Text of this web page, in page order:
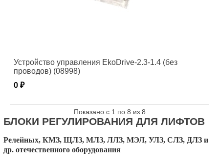
Устройство управления EkoDrive-2.3-1.4 (без
проводов) (08998)
0 ₽
Показано с 1 по 8 из 8
БЛОКИ РЕГУЛИРОВАНИЯ ДЛЯ ЛИФТОВ
Релейных, КМЗ, ЩЛЗ, МЛЗ, ЛЛЗ, МЭЛ, УЛЗ, СЛЗ, ДЛЗ и
др. отечественного оборудования